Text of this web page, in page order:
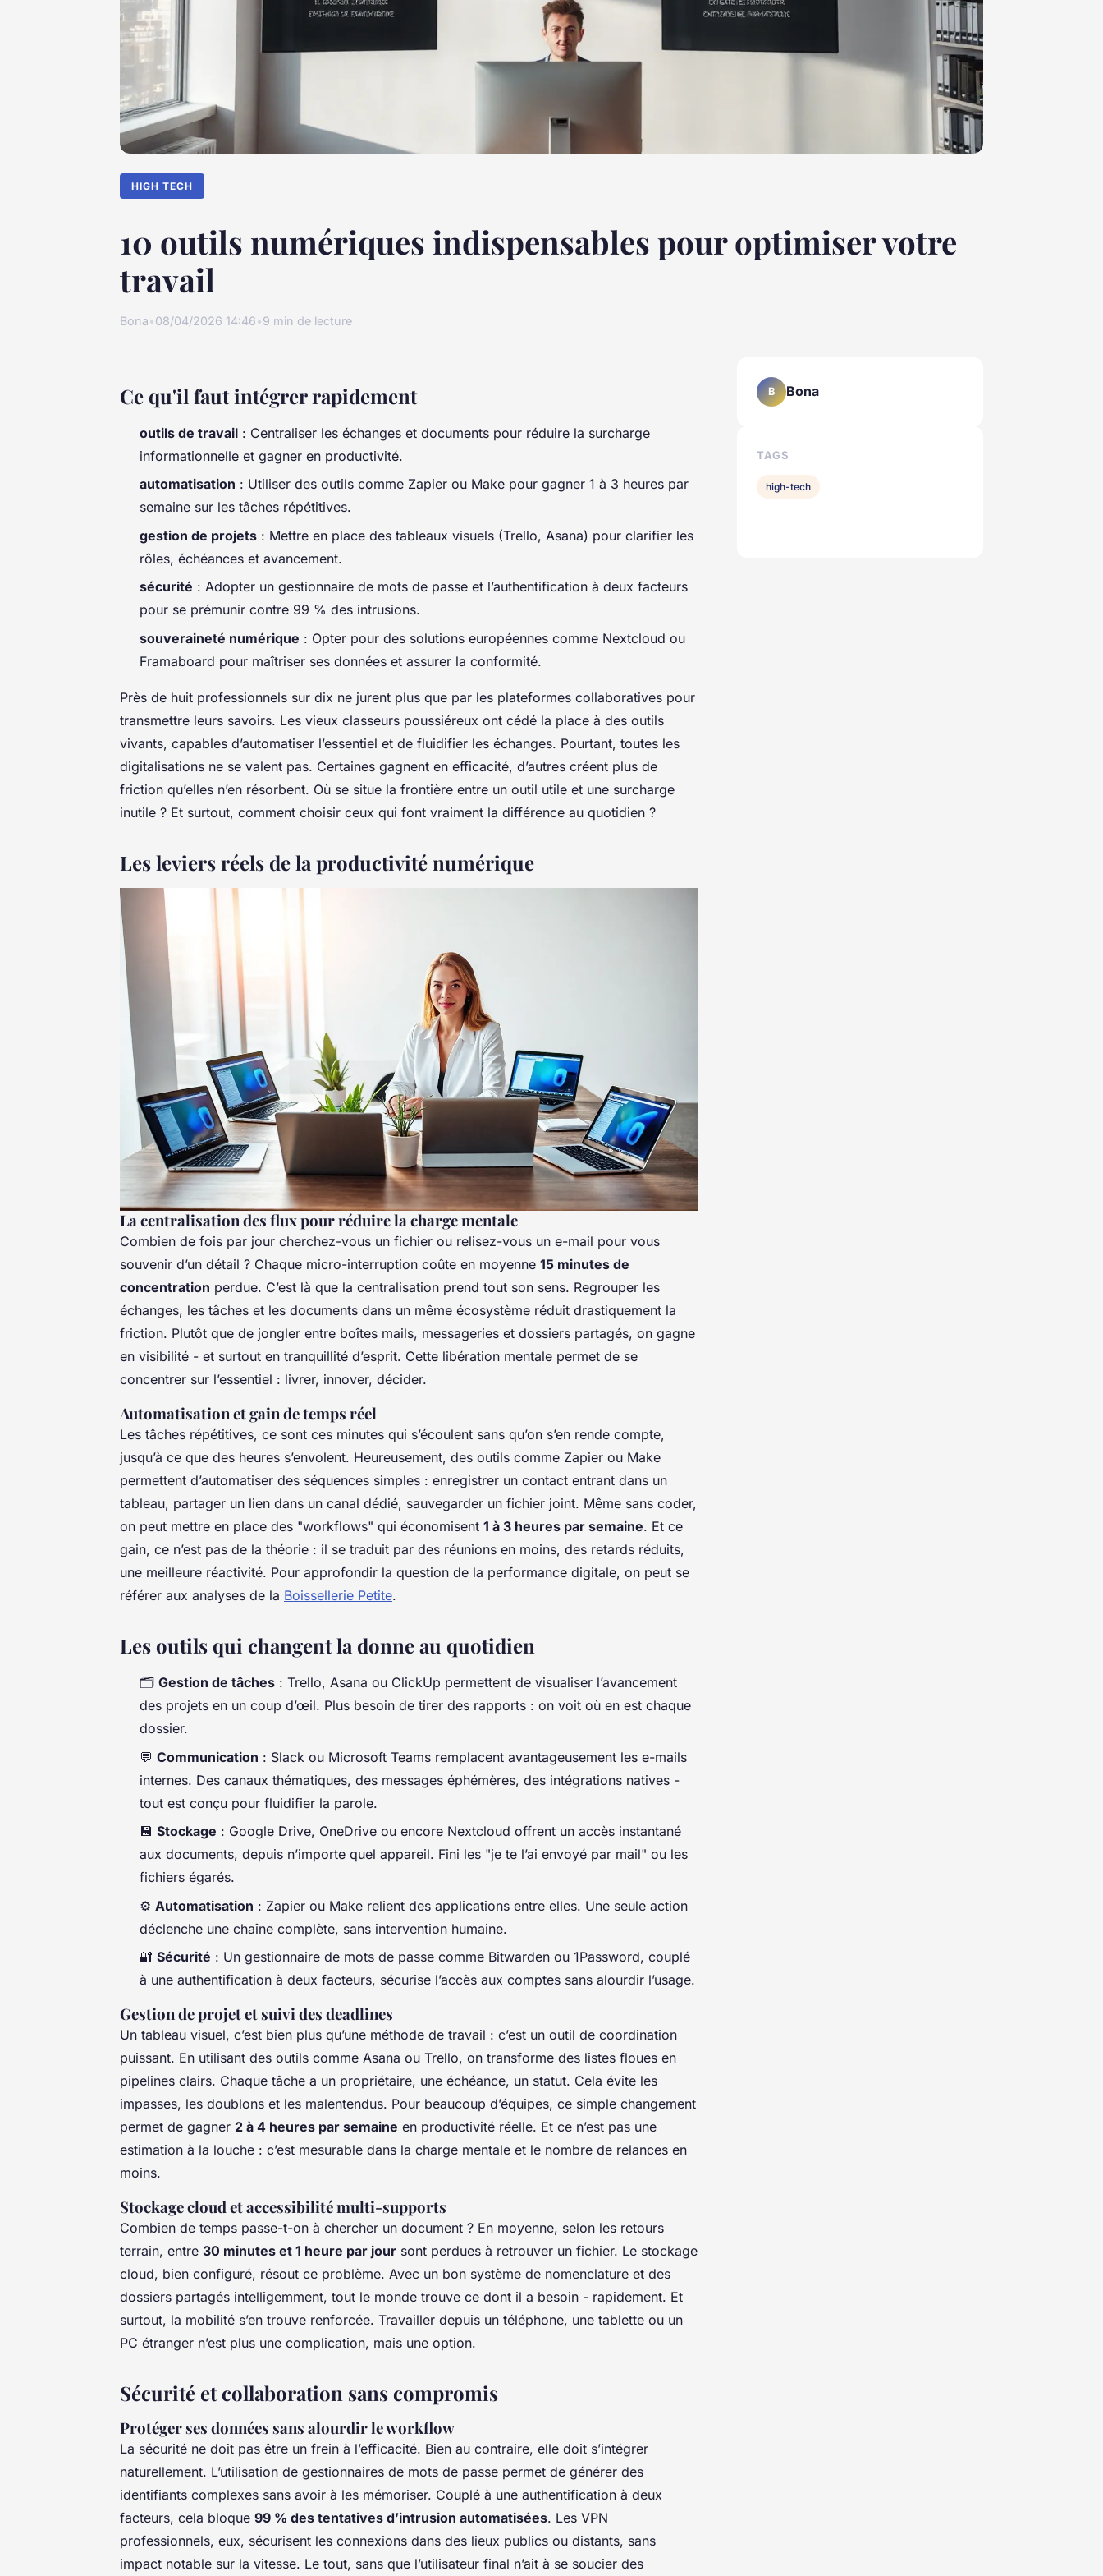
HIGH TECH
10 outils numériques indispensables pour optimiser votre
travail
Bona•08/04/2026 14:46•9 min de lecture
Ce qu'il faut intégrer rapidement
outils de travail : Centraliser les échanges et documents pour réduire la surcharge
informationnelle et gagner en productivité.
automatisation : Utiliser des outils comme Zapier ou Make pour gagner 1 à 3 heures par
semaine sur les tâches répétitives.
gestion de projets : Mettre en place des tableaux visuels (Trello, Asana) pour clarifier les
rôles, échéances et avancement.
sécurité : Adopter un gestionnaire de mots de passe et l’authentification à deux facteurs
pour se prémunir contre 99 % des intrusions.
souveraineté numérique : Opter pour des solutions européennes comme Nextcloud ou
Framaboard pour maîtriser ses données et assurer la conformité.
Près de huit professionnels sur dix ne jurent plus que par les plateformes collaboratives pour
transmettre leurs savoirs. Les vieux classeurs poussiéreux ont cédé la place à des outils
vivants, capables d’automatiser l’essentiel et de fluidifier les échanges. Pourtant, toutes les
digitalisations ne se valent pas. Certaines gagnent en efficacité, d’autres créent plus de
friction qu’elles n’en résorbent. Où se situe la frontière entre un outil utile et une surcharge
inutile ? Et surtout, comment choisir ceux qui font vraiment la différence au quotidien ?
Les leviers réels de la productivité numérique
La centralisation des flux pour réduire la charge mentale
Combien de fois par jour cherchez-vous un fichier ou relisez-vous un e-mail pour vous
souvenir d’un détail ? Chaque micro-interruption coûte en moyenne 15 minutes de
concentration perdue. C’est là que la centralisation prend tout son sens. Regrouper les
échanges, les tâches et les documents dans un même écosystème réduit drastiquement la
friction. Plutôt que de jongler entre boîtes mails, messageries et dossiers partagés, on gagne
en visibilité - et surtout en tranquillité d’esprit. Cette libération mentale permet de se
concentrer sur l’essentiel : livrer, innover, décider.
Automatisation et gain de temps réel
Les tâches répétitives, ce sont ces minutes qui s’écoulent sans qu’on s’en rende compte,
jusqu’à ce que des heures s’envolent. Heureusement, des outils comme Zapier ou Make
permettent d’automatiser des séquences simples : enregistrer un contact entrant dans un
tableau, partager un lien dans un canal dédié, sauvegarder un fichier joint. Même sans coder,
on peut mettre en place des "workflows" qui économisent 1 à 3 heures par semaine. Et ce
gain, ce n’est pas de la théorie : il se traduit par des réunions en moins, des retards réduits,
une meilleure réactivité. Pour approfondir la question de la performance digitale, on peut se
référer aux analyses de la Boissellerie Petite.
Les outils qui changent la donne au quotidien
🗂️ Gestion de tâches : Trello, Asana ou ClickUp permettent de visualiser l’avancement
des projets en un coup d’œil. Plus besoin de tirer des rapports : on voit où en est chaque
dossier.
💬 Communication : Slack ou Microsoft Teams remplacent avantageusement les e-mails
internes. Des canaux thématiques, des messages éphémères, des intégrations natives -
tout est conçu pour fluidifier la parole.
💾 Stockage : Google Drive, OneDrive ou encore Nextcloud offrent un accès instantané
aux documents, depuis n’importe quel appareil. Fini les "je te l’ai envoyé par mail" ou les
fichiers égarés.
⚙️ Automatisation : Zapier ou Make relient des applications entre elles. Une seule action
déclenche une chaîne complète, sans intervention humaine.
🔐 Sécurité : Un gestionnaire de mots de passe comme Bitwarden ou 1Password, couplé
à une authentification à deux facteurs, sécurise l’accès aux comptes sans alourdir l’usage.
Gestion de projet et suivi des deadlines
Un tableau visuel, c’est bien plus qu’une méthode de travail : c’est un outil de coordination
puissant. En utilisant des outils comme Asana ou Trello, on transforme des listes floues en
pipelines clairs. Chaque tâche a un propriétaire, une échéance, un statut. Cela évite les
impasses, les doublons et les malentendus. Pour beaucoup d’équipes, ce simple changement
permet de gagner 2 à 4 heures par semaine en productivité réelle. Et ce n’est pas une
estimation à la louche : c’est mesurable dans la charge mentale et le nombre de relances en
moins.
Stockage cloud et accessibilité multi-supports
Combien de temps passe-t-on à chercher un document ? En moyenne, selon les retours
terrain, entre 30 minutes et 1 heure par jour sont perdues à retrouver un fichier. Le stockage
cloud, bien configuré, résout ce problème. Avec un bon système de nomenclature et des
dossiers partagés intelligemment, tout le monde trouve ce dont il a besoin - rapidement. Et
surtout, la mobilité s’en trouve renforcée. Travailler depuis un téléphone, une tablette ou un
PC étranger n’est plus une complication, mais une option.
Sécurité et collaboration sans compromis
Protéger ses données sans alourdir le workflow
La sécurité ne doit pas être un frein à l’efficacité. Bien au contraire, elle doit s’intégrer
naturellement. L’utilisation de gestionnaires de mots de passe permet de générer des
identifiants complexes sans avoir à les mémoriser. Couplé à une authentification à deux
facteurs, cela bloque 99 % des tentatives d’intrusion automatisées. Les VPN
professionnels, eux, sécurisent les connexions dans des lieux publics ou distants, sans
impact notable sur la vitesse. Le tout, sans que l’utilisateur final n’ait à se soucier des
B Bona
TAGS
high-tech